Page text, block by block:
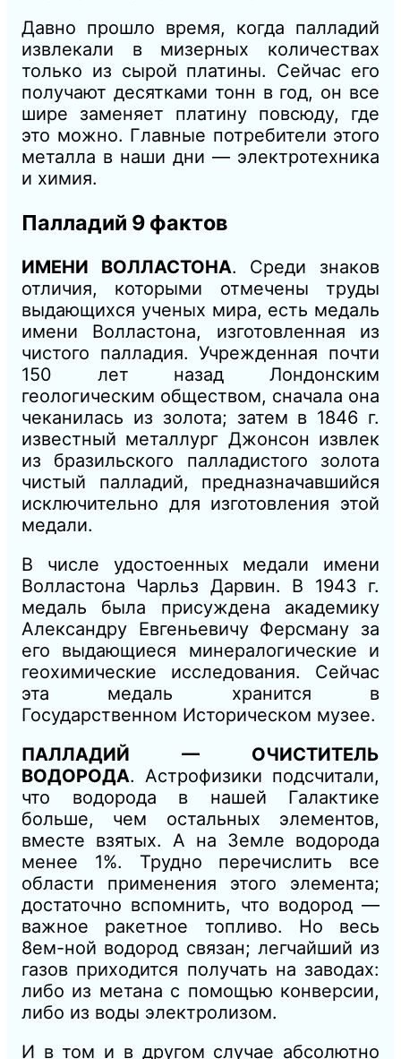
Давно прошло время, когда палладий
извлекали в мизерных количествах
только из сырой платины. Сейчас его
получают десятками тонн в год, он все
шире заменяет платину повсюду, где
это можно. Главные потребители этого
металла в наши дни — электротехника
и химия.
Палладий 9 фактов
ИМЕНИ ВОЛЛАСТОНА. Среди знаков
отличия, которыми отмечены труды
выдающихся ученых мира, есть медаль
имени Волластона, изготовленная из
чистого палладия. Учрежденная почти
150 лет назад Лондонским
геологическим обществом, сначала она
чеканилась из золота; затем в 1846 г.
известный металлург Джонсон извлек
из бразильского палладистого золота
чистый палладий, предназначавшийся
исключительно для изготовления этой
медали.
В числе удостоенных медали имени
Волластона Чарльз Дарвин. В 1943 г.
медаль была присуждена академику
Александру Евгеньевичу Ферсману за
его выдающиеся минералогические и
геохимические исследования. Сейчас
эта медаль хранится в
Государственном Историческом музее.
ПАЛЛАДИЙ — ОЧИСТИТЕЛЬ
ВОДОРОДА. Астрофизики подсчитали,
что водорода в нашей Галактике
больше, чем остальных элементов,
вместе взятых. А на Земле водорода
менее 1%. Трудно перечислить все
области применения этого элемента;
достаточно вспомнить, что водород —
важное ракетное топливо. Но весь
8ем-ной водород связан; легчайший из
газов приходится получать на заводах:
либо из метана с помощью конверсии,
либо из воды электролизом.
И в том и в другом случае абсолютно